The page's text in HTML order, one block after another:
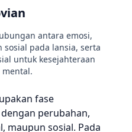
antara emosi,
sosial pada lansia, serta
untuk kesejahteraan
mental.
fase
perubahan,
maupun sosial. Pada